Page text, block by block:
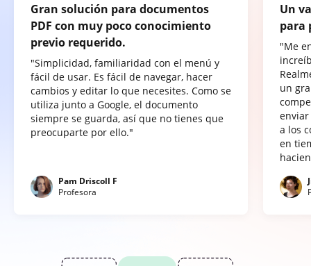
Gran solución para documentos
PDF con muy poco conocimiento
previo requerido.
"Simplicidad, familiaridad con el menú y
fácil de usar. Es fácil de navegar, hacer
cambios y editar lo que necesites. Como se
utiliza junto a Google, el documento
siempre se guarda, así que no tienes que
preocuparte por ello."
Pam Driscoll F
Profesora
Un
para
"Me
un
a los
en